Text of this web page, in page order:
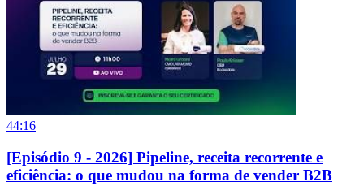
44:16
[Episódio 9 - 2026] Pipeline, receita recorrente e
eficiência: o que mudou na forma de vender B2B